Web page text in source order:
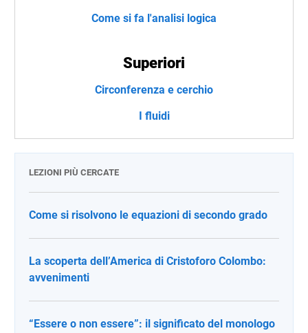
Come si fa l'analisi logica
Superiori
Circonferenza e cerchio
I fluidi
LEZIONI PIÙ CERCATE
Come si risolvono le equazioni di secondo grado
La scoperta dell’America di Cristoforo Colombo:
avvenimenti
“Essere o non essere”: il significato del monologo